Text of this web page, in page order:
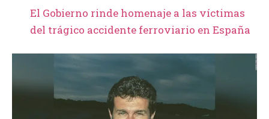
El Gobierno rinde homenaje a las víctimas
del trágico accidente ferroviario en España